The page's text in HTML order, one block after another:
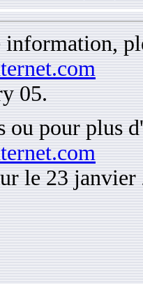
information,
05.
ou pour
le 23 janvier